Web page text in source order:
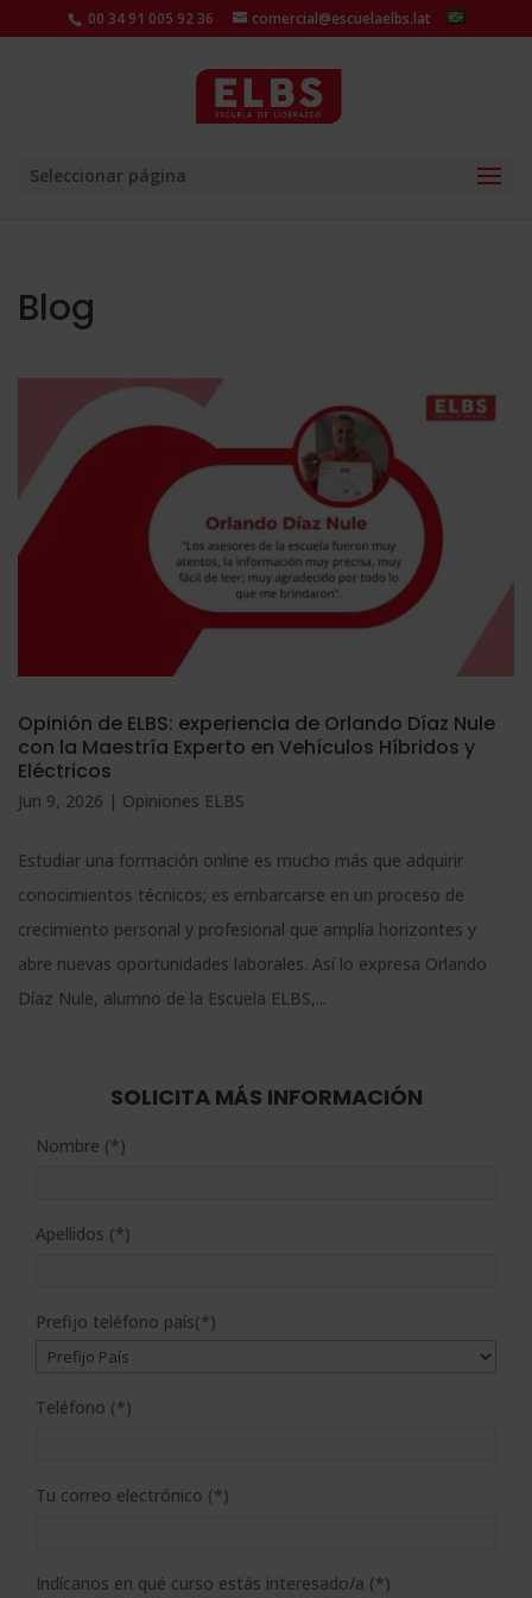
00 34 91 005 92 36 comercial@escuelaelbs.lat
Seleccionar página
Blog
Opinión de ELBS: experiencia de Orlando Díaz Nule
con la Maestría Experto en Vehículos Híbridos y
Eléctricos
Jun 9, 2026 | Opiniones ELBS
Estudiar una formación online es mucho más que adquirir
conocimientos técnicos; es embarcarse en un proceso de
crecimiento personal y profesional que amplía horizontes y
abre nuevas oportunidades laborales. Así lo expresa Orlando
Díaz Nule, alumno de la Escuela ELBS,...
SOLICITA MÁS INFORMACIÓN
Nombre (*)
Apellidos (*)
Prefijo teléfono país(*)
Teléfono (*)
Tu correo electrónico (*)
Indícanos en qué curso estás interesado/a (*)